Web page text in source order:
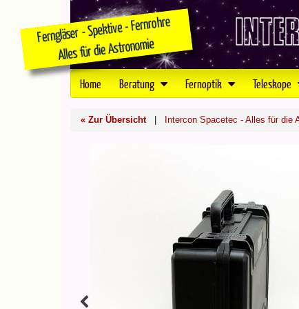
Home Beratung Fernoptik Teleskope
« Zur Übersicht| Intercon Spacetec - Alles für die